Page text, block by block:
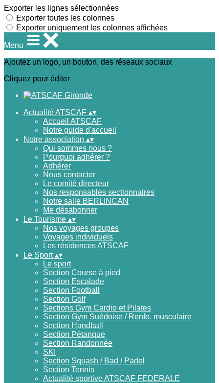
Exporter les lignes sélectionnées
Exporter toutes les colonnes
Exporter uniquement les colonnes affichées
Menu
Ajoutez un logo, un bouton, des réseaux sociaux
Cliquez pour éditer
Actualité ATSCAF ▴▾
Accueil ATSCAF
Notre guide d'accueil
Notre association ▴▾
Qui sommes nous ?
Pourquoi adhérer ?
Adhérer
Nous contacter
Le comité directeur
Nos responsables sectionnaires
Notre salle BERLINCAN
Me désabonner
Le Tourisme ▴▾
Nos voyages groupes
Voyages individuels
Les résidences ATSCAF
Le Sport▴▾
Le sport
Section Course à pied
Section Escalade
Section Football
Section Golf
Sections Gym Cardio et Pilates
Section Gym Suédoise / Renfo. musculaire
Section Handball
Section Pétanque
Section Randonnée
SKI
Section Squash / Bad / Padel
Section Tennis
Actualité sportive ATSCAF FEDERALE